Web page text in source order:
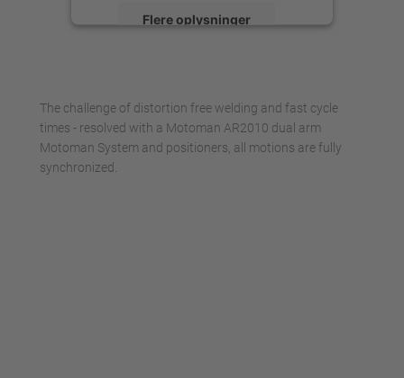
Flere oplysninger
Management Platform
The challenge of distortion free welding and fast cycle
times - resolved with a Motoman AR2010 dual arm
Motoman System and positioners, all motions are fully
synchronized.